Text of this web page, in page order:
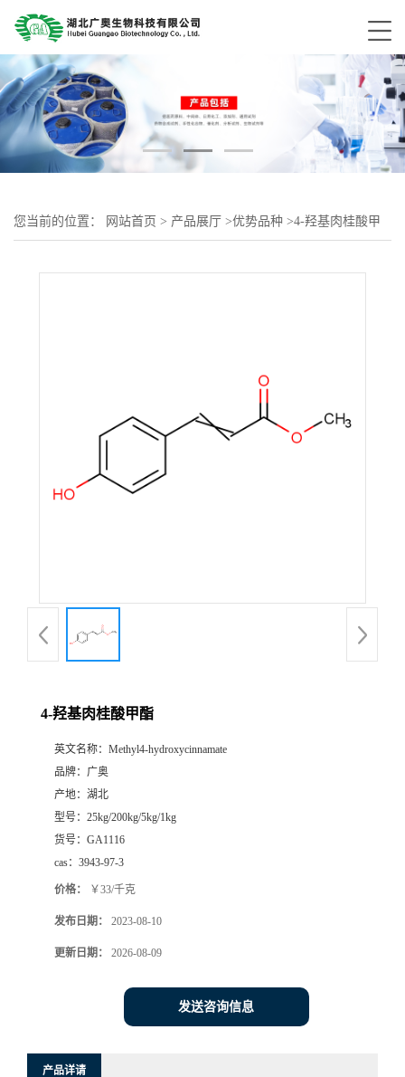
您当前的位置： 网站首页 > 产品展厅 >优势品种 >4-羟基肉桂酸甲
4-羟基肉桂酸甲酯
英文名称： Methyl4-hydroxycinnamate
品牌： 广奥
产地： 湖北
型号： 25kg/200kg/5kg/1kg
货号： GA1116
cas： 3943-97-3
价格： ￥33/千克
发布日期： 2023-08-10
更新日期： 2026-08-09
发送咨询信息
产品详请